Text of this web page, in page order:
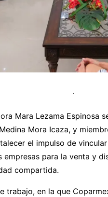
Mara Lezama Espinosa
Mora Icaza, y
el impulso de
empresas para la venta y
compartida.
trabajo, en la que